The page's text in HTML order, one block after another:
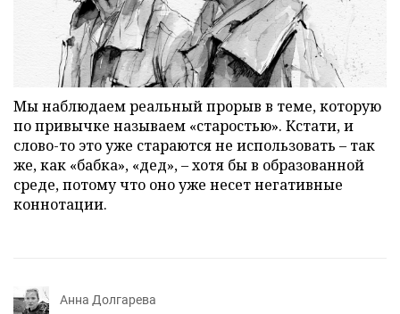
Мы наблюдаем реальный прорыв в теме, которую
по привычке называем «старостью». Кстати, и
слово-то это уже стараются не использовать – так
же, как «бабка», «дед», – хотя бы в образованной
среде, потому что оно уже несет негативные
коннотации.
Анна Долгарева